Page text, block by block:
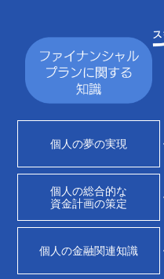
個人の夢の実現
個人の総合的な
資金計画の策定
個人の金融関連知識